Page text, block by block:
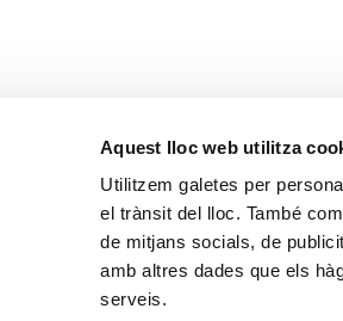
Aquest lloc web utilitza
Utilitzem galetes per
el trànsit del lloc. També
de mitjans socials, de
amb altres dades que els
serveis.